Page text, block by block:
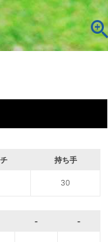
持ち手
30
- -